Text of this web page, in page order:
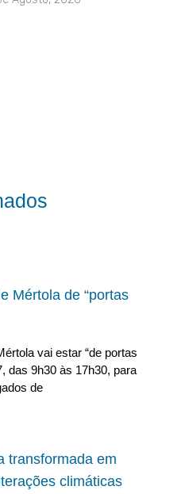
Mértola de “portas
vai estar “de portas
das 9h30 às 17h30, para
de
transformada em
climáticas